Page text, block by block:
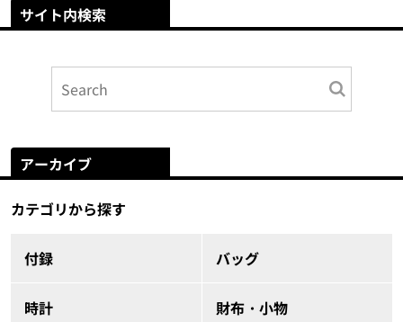
サイト内検索
アーカイブ
カテゴリから探す
付録 バッグ
時計 財布・小物